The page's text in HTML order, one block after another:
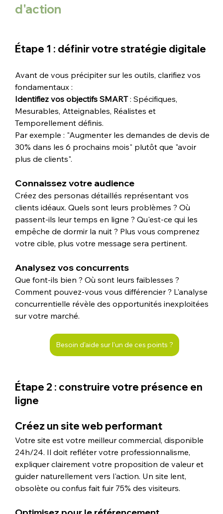
d'action
Étape 1 : définir votre stratégie digitale
Avant de vous précipiter sur les outils, clarifiez vos
fondamentaux :
Identifiez vos objectifs SMART : Spécifiques,
Mesurables, Atteignables, Réalistes et
Temporellement définis.
Par exemple : "Augmenter les demandes de devis de
30% dans les 6 prochains mois" plutôt que "avoir
plus de clients".
Connaissez votre audience
Créez des personas détaillés représentant vos
clients idéaux. Quels sont leurs problèmes ? Où
passent-ils leur temps en ligne ? Qu'est-ce qui les
empêche de dormir la nuit ? Plus vous comprenez
votre cible, plus votre message sera pertinent.
Analysez vos concurrents
Que font-ils bien ? Où sont leurs faiblesses ?
Comment pouvez-vous vous différencier ? L'analyse
concurrentielle révèle des opportunités inexploitées
sur votre marché.
Besoin d'aide sur l'un de ces points ?
Étape 2 : construire votre présence en
ligne
Créez un site web performant
Votre site est votre meilleur commercial, disponible
24h/24. Il doit refléter votre professionnalisme,
expliquer clairement votre proposition de valeur et
guider naturellement vers l'action. Un site lent,
obsolète ou confus fait fuir 75% des visiteurs.